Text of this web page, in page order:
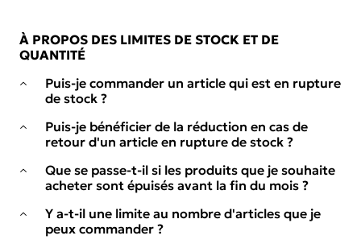
À PROPOS DES LIMITES DE STOCK ET DE
QUANTITÉ
Puis-je commander un article qui est en rupture
de stock ?
Puis-je bénéficier de la réduction en cas de
retour d'un article en rupture de stock ?
Que se passe-t-il si les produits que je souhaite
acheter sont épuisés avant la fin du mois ?
Y a-t-il une limite au nombre d'articles que je
peux commander ?